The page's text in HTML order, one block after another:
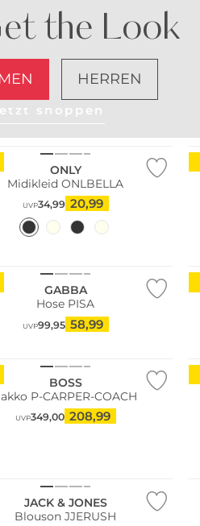
the Look
HERREN
shoppen
ONLY
Midikleid ONLBELLA
UVP34,99 20,99
GABBA
Hose PISA
UVP99,95 58,99
BOSS
P-CARPER-COACH
UVP349,00 208,99
JACK & JONES
Blouson JJERUSH